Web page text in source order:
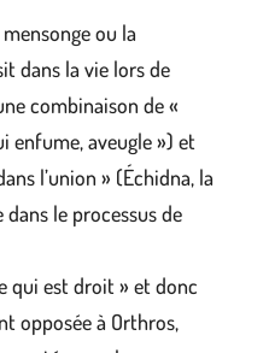
ou la
dans la vie lors de
combinaison de «
enfume, aveugle ») et
l’union » (Échidna, la
le processus de
qui est droit » et donc
opposée à Orthros,